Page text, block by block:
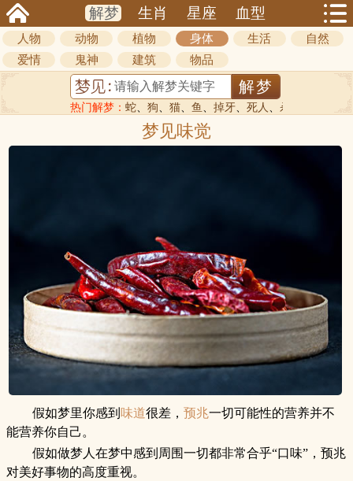
解梦 生肖 星座 血型
人物 动物 植物 身体 生活
自然
爱情
鬼神 建筑 物品
热门解梦： 蛇、 狗、 猫、 鱼 、 掉牙、 死人 、 杀人
梦见味觉
假如梦里你感到 味道很差， 预兆一切可能性的营养并不
能营养你自己。
假如做梦人在梦中感到周围一切都非常合乎“口味”，预兆
对美好事物的高度重视。